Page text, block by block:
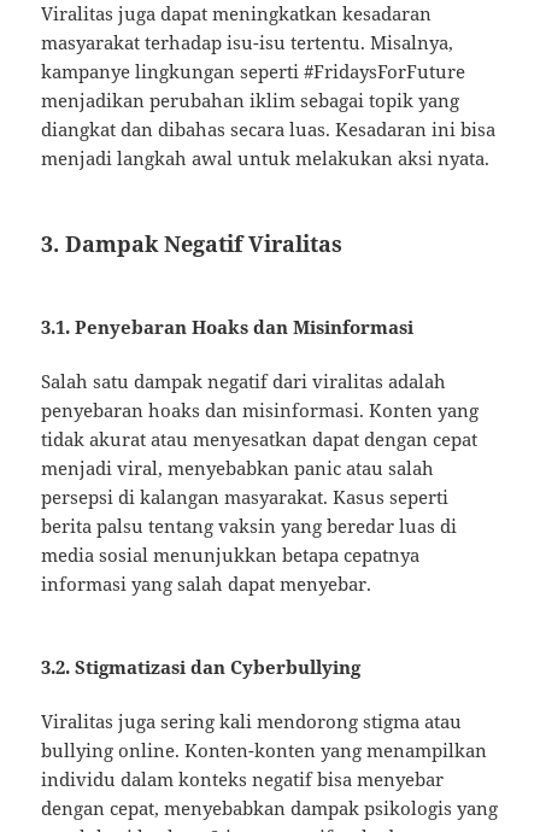
Viralitas juga dapat meningkatkan kesadaran
masyarakat terhadap isu-isu tertentu. Misalnya,
kampanye lingkungan seperti #FridaysForFuture
menjadikan perubahan iklim sebagai topik yang
diangkat dan dibahas secara luas. Kesadaran ini bisa
menjadi langkah awal untuk melakukan aksi nyata.
3. Dampak Negatif Viralitas
3.1. Penyebaran Hoaks dan Misinformasi
Salah satu dampak negatif dari viralitas adalah
penyebaran hoaks dan misinformasi. Konten yang
tidak akurat atau menyesatkan dapat dengan cepat
menjadi viral, menyebabkan panic atau salah
persepsi di kalangan masyarakat. Kasus seperti
berita palsu tentang vaksin yang beredar luas di
media sosial menunjukkan betapa cepatnya
informasi yang salah dapat menyebar.
3.2. Stigmatizasi dan Cyberbullying
Viralitas juga sering kali mendorong stigma atau
bullying online. Konten-konten yang menampilkan
individu dalam konteks negatif bisa menyebar
dengan cepat, menyebabkan dampak psikologis yang